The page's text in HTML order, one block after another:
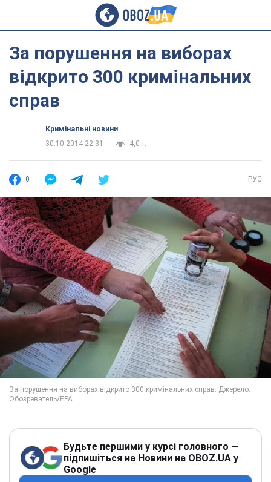
За порушення на виборах
відкрито 300 кримінальних
справ
Кримінальні новини
30.10.2014 22:31
4,0 т.
0 РУС
Будьте першими у курсі головного —
підпишіться на Новини на OBOZ.UA у
Google